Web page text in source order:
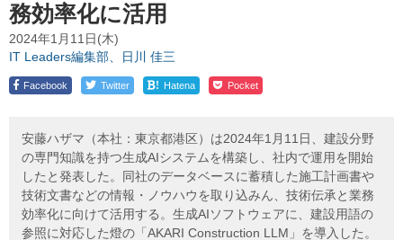
務効率化に活用
2024年1月11日(木)
IT Leaders編集部、日川 佳三
Facebook Twitter ! Hatena Pocket
安藤ハザマ（本社：東京都港区）は2024年1月11日、建設分野
の専門知識を持つ生成AIシステムを構築し、社内で運用を開始
したと発表した。同社のデータベースに蓄積した施工計画書や
技術文書などの情報・ノウハウを取り込みん、技術伝承と業務
効率化に向けて活用する。生成AIソフトウェアに、建設用語の
参照に対応した燈の「AKARI Construction LLM」を導入した。